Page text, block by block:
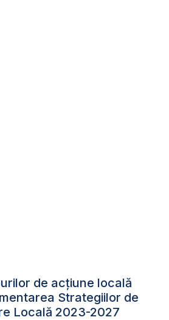
de acțiune locală
Strategiilor de
Locală 2023-2027